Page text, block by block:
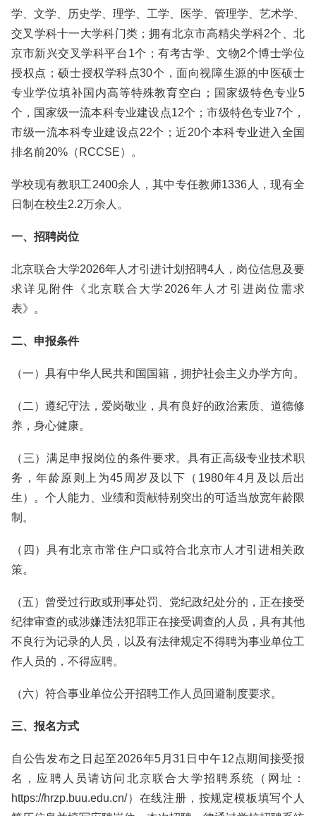
学、文学、历史学、理学、工学、医学、管理学、艺术学、
交叉学科十一大学科门类；拥有北京市高精尖学科2个、北
京市新兴交叉学科平台1个；有考古学、文物2个博士学位
授权点；硕士授权学科点30个，面向视障生源的中医硕士
专业学位填补国内高等特殊教育空白；国家级特色专业5
个，国家级一流本科专业建设点12个；市级特色专业7个，
市级一流本科专业建设点22个；近20个本科专业进入全国
排名前20%（RCCSE）。
学校现有教职工2400余人，其中专任教师1336人，现有全
日制在校生2.2万余人。
一、招聘岗位
北京联合大学2026年人才引进计划招聘4人，岗位信息及要
求详见附件《北京联合大学2026年人才引进岗位需求
表》。
二、申报条件
（一）具有中华人民共和国国籍，拥护社会主义办学方向。
（二）遵纪守法，爱岗敬业，具有良好的政治素质、道德修
养，身心健康。
（三）满足申报岗位的条件要求。具有正高级专业技术职
务，年龄原则上为45周岁及以下（1980年4月及以后出
生）。个人能力、业绩和贡献特别突出的可适当放宽年龄限
制。
（四）具有北京市常住户口或符合北京市人才引进相关政
策。
（五）曾受过行政或刑事处罚、党纪政纪处分的，正在接受
纪律审查的或涉嫌违法犯罪正在接受调查的人员，具有其他
不良行为记录的人员，以及有法律规定不得聘为事业单位工
作人员的，不得应聘。
（六）符合事业单位公开招聘工作人员回避制度要求。
三、报名方式
自公告发布之日起至2026年5月31日中午12点期间接受报
名，应聘人员请访问北京联合大学招聘系统（网址：
https://hrzp.buu.edu.cn/）在线注册，按规定模板填写个人